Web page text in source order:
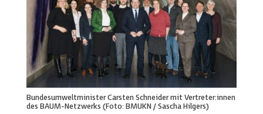
Bundesumweltminister Carsten Schneider mit Vertreter:innen
des BAUM-Netzwerks (Foto: BMUKN / Sascha Hilgers)